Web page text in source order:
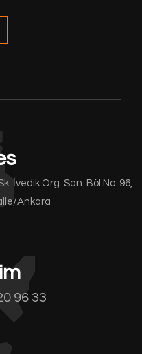
İvedik Org. San. Böl No: 96,
Ankara
96 33